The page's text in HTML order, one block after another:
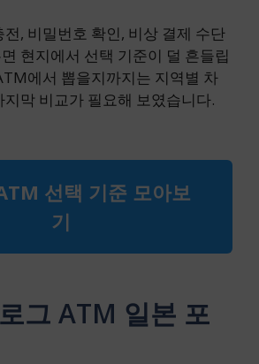
, 비밀번호 확인, 비상 결제 수단
현지에서 선택 기준이 덜 흔들립
에서 뽑을지까지는 지역별 차
지막 비교가 필요해 보였습니다.
선택 기준 모아보
기
그 ATM 일본 포